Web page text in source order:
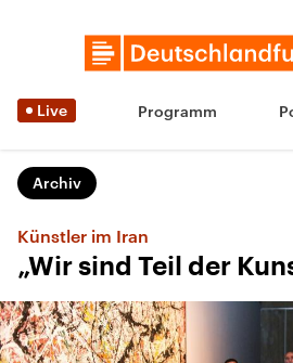
Live Programm
Archiv
Künstler im Iran
„Wir sind Teil der